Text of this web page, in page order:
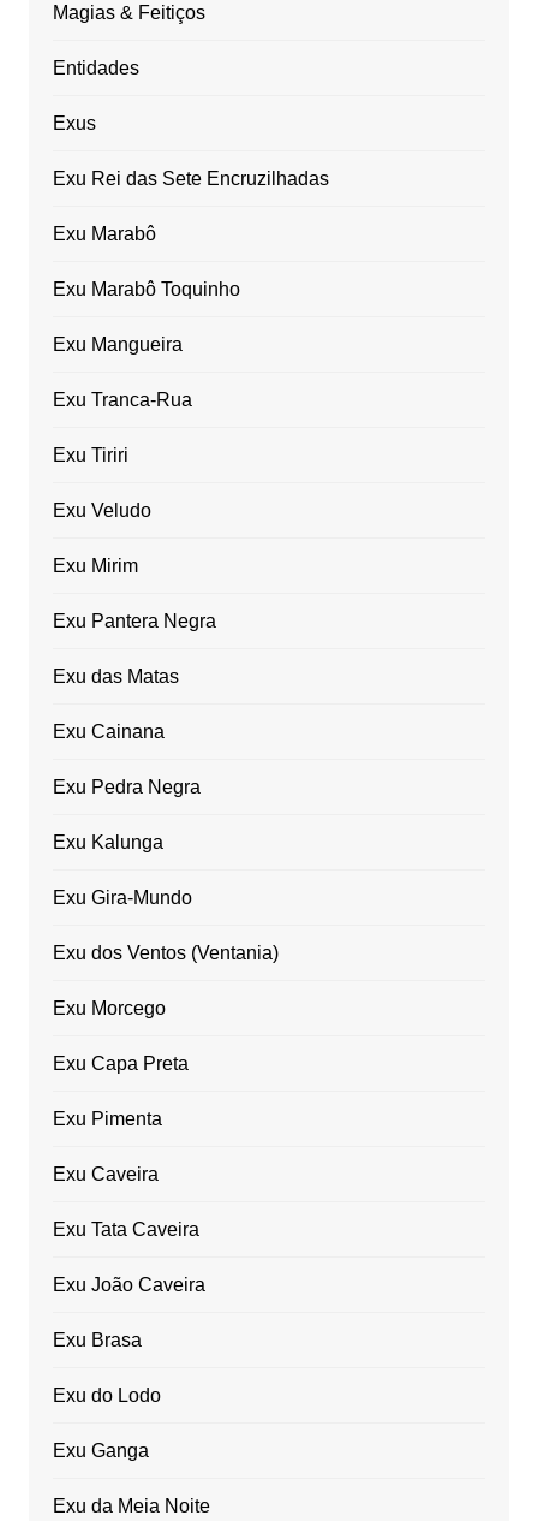
Magias & Feitiços
Entidades
Exus
Exu Rei das Sete Encruzilhadas
Exu Marabô
Exu Marabô Toquinho
Exu Mangueira
Exu Tranca-Rua
Exu Tiriri
Exu Veludo
Exu Mirim
Exu Pantera Negra
Exu das Matas
Exu Cainana
Exu Pedra Negra
Exu Kalunga
Exu Gira-Mundo
Exu dos Ventos (Ventania)
Exu Morcego
Exu Capa Preta
Exu Pimenta
Exu Caveira
Exu Tata Caveira
Exu João Caveira
Exu Brasa
Exu do Lodo
Exu Ganga
Exu da Meia Noite